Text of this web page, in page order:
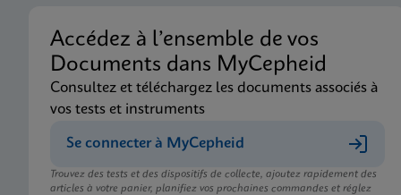
Accédez à l’ensemble de vos
Documents dans MyCepheid
Consultez et téléchargez les documents associés à
vos tests et instruments
Se connecter à MyCepheid
Trouvez des tests et des dispositifs de collecte, ajoutez rapidement des
articles à votre panier, planifiez vos prochaines commandes et réglez